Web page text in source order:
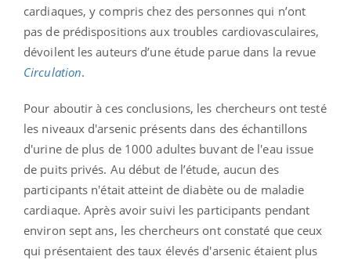
cardiaques, y compris chez des personnes qui n’ont
pas de prédispositions aux troubles cardiovasculaires,
dévoilent les auteurs d’une étude parue dans la revue
Circulation.
Pour aboutir à ces conclusions, les chercheurs ont testé
les niveaux d'arsenic présents dans des échantillons
d'urine de plus de 1000 adultes buvant de l'eau issue
de puits privés. Au début de l’étude, aucun des
participants n'était atteint de diabète ou de maladie
cardiaque.Après avoir suivi les participants pendant
environ sept ans, les chercheurs ont constaté que ceux
qui présentaient des taux élevés d'arsenic étaient plus